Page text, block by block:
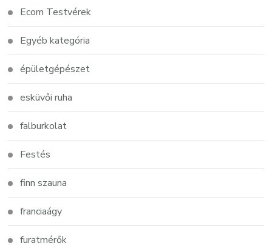
Ecom Testvérek
Egyéb kategória
épületgépészet
esküvői ruha
falburkolat
Festés
finn szauna
franciaágy
furatmérők